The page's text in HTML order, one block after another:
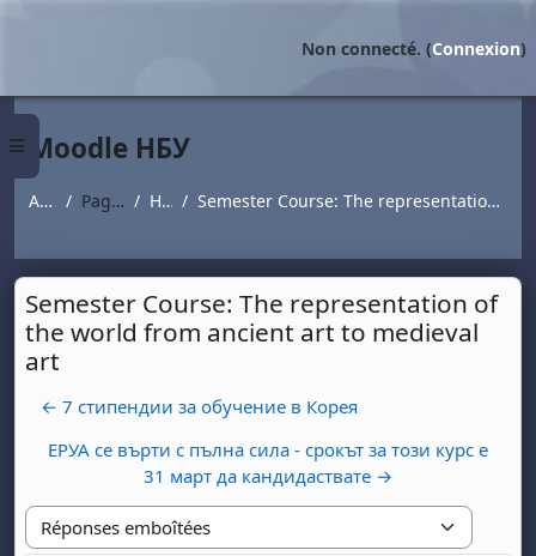
Panneau latéral
Non connecté. (Connexion)
Moodle НБУ
Accueil Pages du site Новини Semester Course: The representation of the world from ancient art to medieval art
Semester Course: The representation of
the world from ancient art to medieval
art
← 7 стипендии за обучение в Корея
ЕРУА се върти с пълна сила - срокът за този курс е
31 март да кандидаствате →
Type d'affichage